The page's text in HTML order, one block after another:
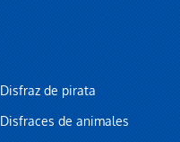
Disfraz de pirata
Disfraces de animales